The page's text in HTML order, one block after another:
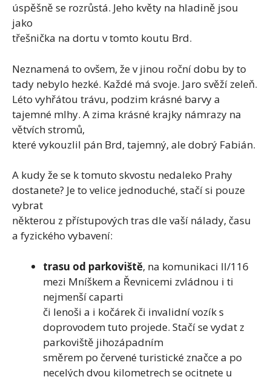
úspěšně se rozrůstá. Jeho květy na hladině jsou
jako
třešnička na dortu v tomto koutu Brd.
Neznamená to ovšem, že v jinou roční dobu by to
tady nebylo hezké. Každé má svoje. Jaro svěží zeleň.
Léto vyhřátou trávu, podzim krásné barvy a
tajemné mlhy. A zima krásné krajky námrazy na
větvích stromů,
které vykouzlil pán Brd, tajemný, ale dobrý Fabián.
A kudy že se k tomuto skvostu nedaleko Prahy
dostanete? Je to velice jednoduché, stačí si pouze
vybrat
některou z přístupových tras dle vaší nálady, času
a fyzického vybavení:
trasu od parkoviště, na komunikaci II/116
mezi Mníškem a Řevnicemi zvládnou i ti
nejmenší caparti
či lenoši a i kočárek či invalidní vozík s
doprovodem tuto projede. Stačí se vydat z
parkoviště jihozápadním
směrem po červené turistické značce a po
necelých dvou kilometrech se ocitnete u